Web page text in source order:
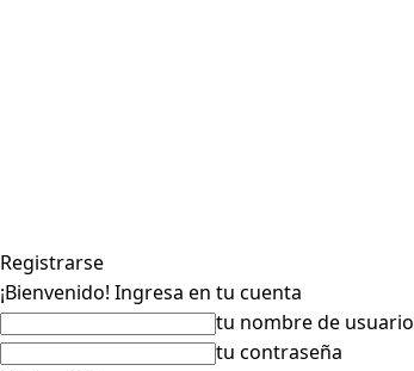
Registrarse
¡Bienvenido! Ingresa en tu cuenta
tu nombre de usuario
tu contraseña